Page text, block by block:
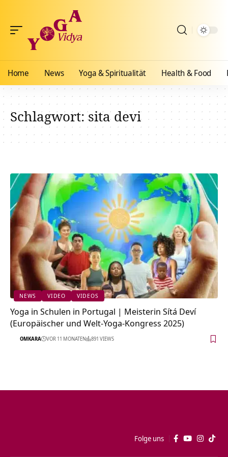
Home News Yoga & Spiritualität Health & Food
Schlagwort:sita devi
NEWS VIDEO VIDEOS
Yoga in Schulen in Portugal | Meisterin Sítá Deví
(Europäischer und Welt-Yoga-Kongress 2025)
OMKARA VOR 11 MONATEN 891 VIEWS
Folge uns